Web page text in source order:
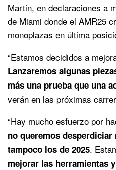
Martin, en declaraciones a
de Miami donde el AMR25
monoplazas en última
“Estamos decididos a
Lanzaremos algunas
más una prueba que una
verán en las próximas
“Hay mucho esfuerzo por
no queremos
tampoco los de 2025.
mejorar las herramientas